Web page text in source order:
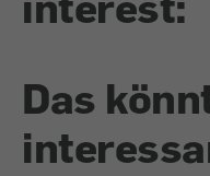
Das